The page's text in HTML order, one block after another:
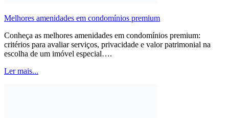
Melhores amenidades em condomínios premium
Conheça as melhores amenidades em condomínios premium:
critérios para avaliar serviços, privacidade e valor patrimonial na
escolha de um imóvel especial….
Ler mais...